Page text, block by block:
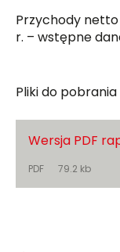
Przychody netto
r. – wstępne
Pliki do pobrania
Wersja PDF
PDF 79.2 kb